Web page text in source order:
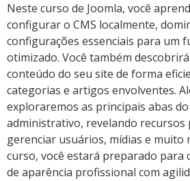
Neste curso de Joomla, você
configurar o CMS localmente,
configurações essenciais para um
otimizado. Você também
conteúdo do seu site de forma
categorias e artigos envolventes.
exploraremos as principais abas
administrativo, revelando recursos
gerenciar usuários, mídias e muito
curso, você estará preparado para
de aparência profissional com